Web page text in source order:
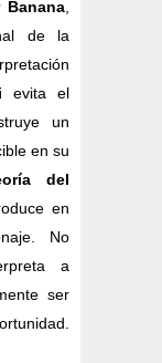
Banana,
de la
evita el
un
en su
del
en
No
a
ser